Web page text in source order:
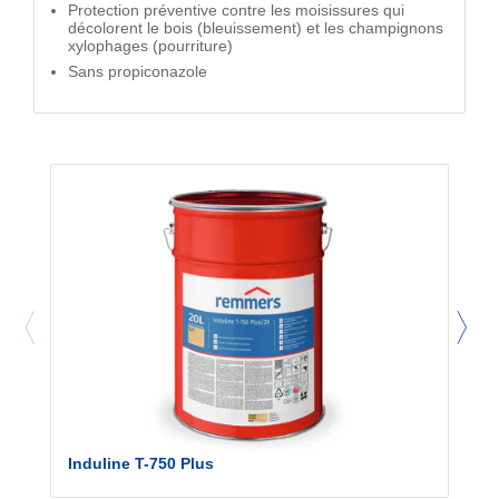
Protection préventive contre les moisissures qui
décolorent le bois (bleuissement) et les champignons
xylophages (pourriture)
Sans propiconazole
Induline T-750 Plus